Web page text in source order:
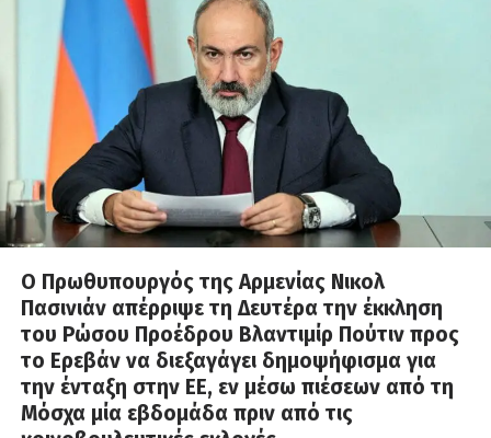
Ο Πρωθυπουργός της Αρμενίας Νικολ
Πασινιάν απέρριψε τη Δευτέρα την έκκληση
του Ρώσου Προέδρου Βλαντιμίρ Πούτιν προς
το Ερεβάν να διεξαγάγει δημοψήφισμα για
την ένταξη στην ΕΕ, εν μέσω πιέσεων από τη
Μόσχα μία εβδομάδα πριν από τις